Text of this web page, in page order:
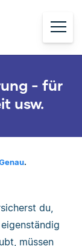
- für
usw.
.
du,
müssen